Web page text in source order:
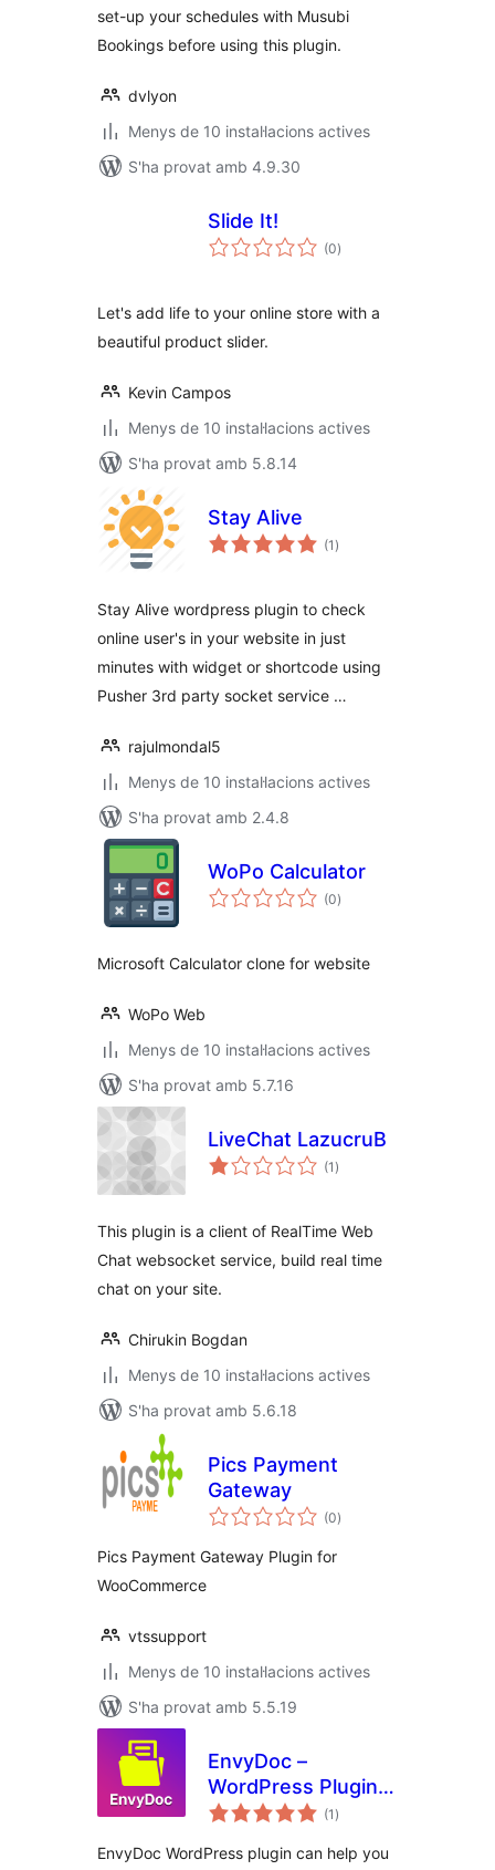
set-up your schedules with Musubi
Bookings before using this plugin.
dvlyon
Menys de 10 instal·lacions actives
S'ha provat amb 4.9.30
Slide It!
(0puntuacions
totals
)
Let's add life to your online store with a
beautiful product slider.
Kevin Campos
Menys de 10 instal·lacions actives
S'ha provat amb 5.8.14
Stay Alive
(1 puntuacions
totals
)
Stay Alive wordpress plugin to check
online user's in your website in just
minutes with widget or shortcode using
Pusher 3rd party socket service …
rajulmondal5
Menys de 10 instal·lacions actives
S'ha provat amb 2.4.8
WoPo Calculator
(0puntuacions
totals
)
Microsoft Calculator clone for website
WoPo Web
Menys de 10 instal·lacions actives
S'ha provat amb 5.7.16
LiveChat LazucruB
(1 puntuacions
totals
)
This plugin is a client of RealTime Web
Chat websocket service, build real time
chat on your site.
Chirukin Bogdan
Menys de 10 instal·lacions actives
S'ha provat amb 5.6.18
Pics Payment
Gateway
(0puntuacions
totals
)
Pics Payment Gateway Plugin for
WooCommerce
vtssupport
Menys de 10 instal·lacions actives
S'ha provat amb 5.5.19
EnvyDoc –
WordPress Plugin
for Ultimate Online
(1 puntuacions
totals
)
EnvyDoc WordPress plugin can help you